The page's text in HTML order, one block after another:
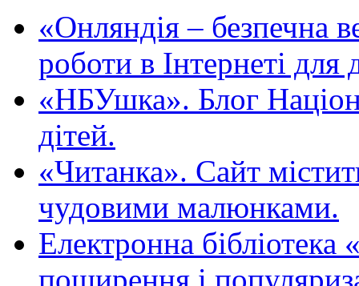
«Oнляндія – безпечна
роботи в Інтернеті для
«НБУшка». Блог
дітей.
«Читанка». Сайт
чудовими малюнками.
Електронна
поширення і